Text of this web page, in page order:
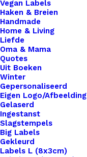
Vegan Labels
Haken & Breien
Handmade
Home & Living
Liefde
Oma & Mama
Quotes
Uit Boeken
Winter
Gepersonaliseerd
Eigen Logo/Afbeelding
Gelaserd
Ingestanst
Slagstempels
Big Labels
Gekleurd
Labels L (8x3cm)